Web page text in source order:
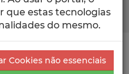
Descrição Detalhada da
que estas tecnologias
do mesmo.
Cookies não essenciais